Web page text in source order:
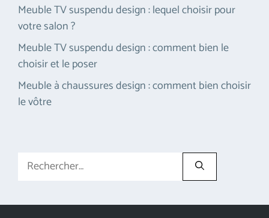
Meuble TV suspendu design : lequel choisir pour
votre salon ?
Meuble TV suspendu design : comment bien le
choisir et le poser
Meuble à chaussures design : comment bien choisir
le vôtre
Rechercher :